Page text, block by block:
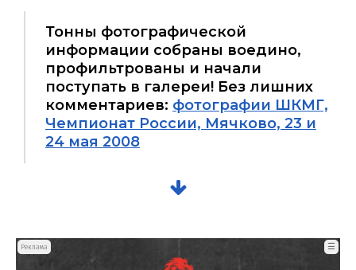
Тонны фотографической
информации собраны воедино,
профильтрованы и начали
поступать в галереи! Без лишних
комментариев: фотографии ШКМГ,
Чемпионат России, Мячково, 23 и
24 мая 2008
Реклама ☰